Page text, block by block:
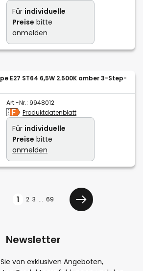
Für individuelle
Preise bitte
anmelden
E27 ST64 6,5W 2.500K amber 3-Step-
Art.-Nr.: 9948012
Produktdatenblatt
Für individuelle
Preise bitte
anmelden
1 2 3 ... 69
Weiter
Newsletter
von exklusiven Angeboten,